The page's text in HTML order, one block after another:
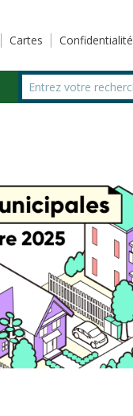
Cartes Confidentialité